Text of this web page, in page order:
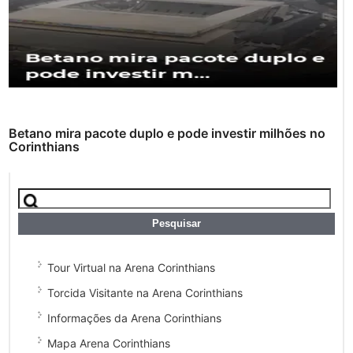
Betano mira pacote duplo e pode investir milhões no
Corinthians
Tour Virtual na Arena Corinthians
Torcida Visitante na Arena Corinthians
Informações da Arena Corinthians
Mapa Arena Corinthians